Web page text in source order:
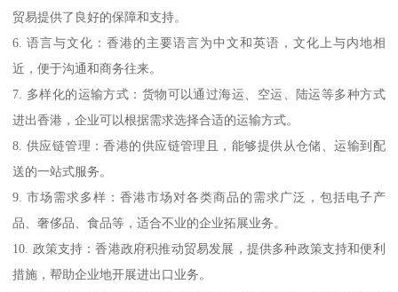
贸易提供了良好的保障和支持。
6. 语言与文化：香港的主要语言为中文和英语，文化上与内地相
近，便于沟通和商务往来。
7. 多样化的运输方式：货物可以通过海运、空运、陆运等多种方式
进出香港，企业可以根据需求选择合适的运输方式。
8. 供应链管理：香港的供应链管理且，能够提供从仓储、运输到配
送的一站式服务。
9. 市场需求多样：香港市场对各类商品的需求广泛，包括电子产
品、奢侈品、食品等，适合不业的企业拓展业务。
10. 政策支持：香港政府积推动贸易发展，提供多种政策支持和便利
措施，帮助企业地开展进出口业务。